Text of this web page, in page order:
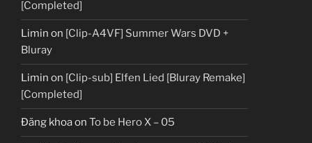
[Completed]
Limin on [Clip-A4VF] Summer Wars DVD +
Bluray
Limin on [Clip-sub] Elfen Lied [Bluray Remake]
[Completed]
Đăng khoaon To be Hero X – 05